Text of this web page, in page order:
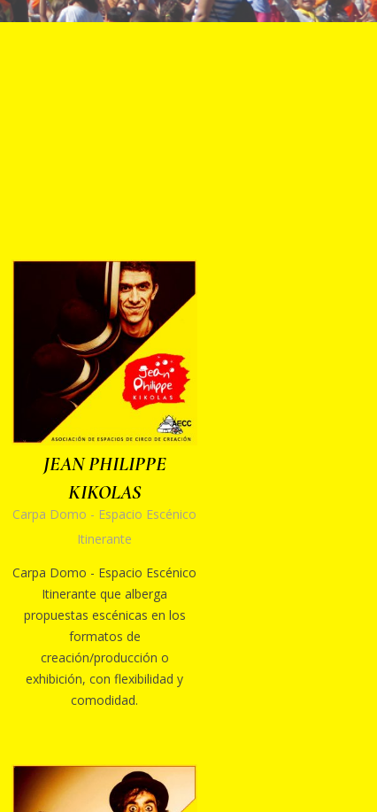
JEAN PHILIPPE
KIKOLAS
Carpa Domo - Espacio Escénico
Itinerante
Carpa Domo - Espacio Escénico
Itinerante que alberga
propuestas escénicas en los
formatos de
creación/producción o
exhibición, con flexibilidad y
comodidad.